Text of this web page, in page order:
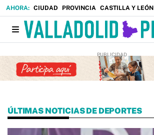
CIUDAD PROVINCIA CASTILLA Y LEÓN
ÚLTIMAS NOTICIAS DE DEPORTES